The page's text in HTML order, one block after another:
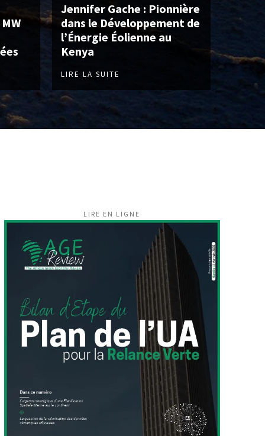
Jennifer Gache : Pionnière
dans le Développement de
l’Énergie Éolienne au
Kenya
LIRE LA SUITE
LIRE EN LIGNE